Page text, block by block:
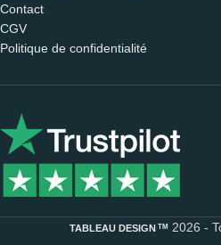
Contact
CGV
Politique de confidentialité
TABLEAU DESIGN TM 2026 -
CONSEILLER DÉCO · EN